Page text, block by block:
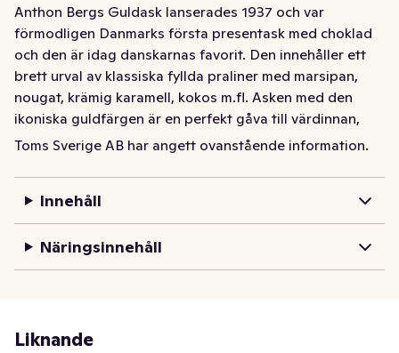
Anthon Bergs Guldask lanserades 1937 och var
förmodligen Danmarks första presentask med choklad
och den är idag danskarnas favorit. Den innehåller ett
brett urval av klassiska fyllda praliner med marsipan,
nougat, krämig karamell, kokos m.fl. Asken med den
ikoniska guldfärgen är en perfekt gåva till värdinnan,
jubilaren eller en god vän.
Toms Sverige AB har angett ovanstående information.
Innehåll
Näringsinnehåll
Liknande